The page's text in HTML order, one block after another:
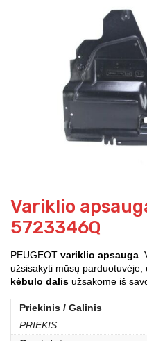
Variklio
5723346Q
PEUGEOT variklio apsauga
užsisakyti mūsų
kėbulo dalis užsakome iš
Priekinis / Galinis
PRIEKIS